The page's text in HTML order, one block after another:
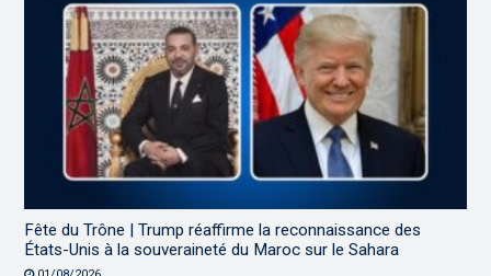
Fête du Trône | Trump réaffirme la reconnaissance des
États-Unis à la souveraineté du Maroc sur le Sahara